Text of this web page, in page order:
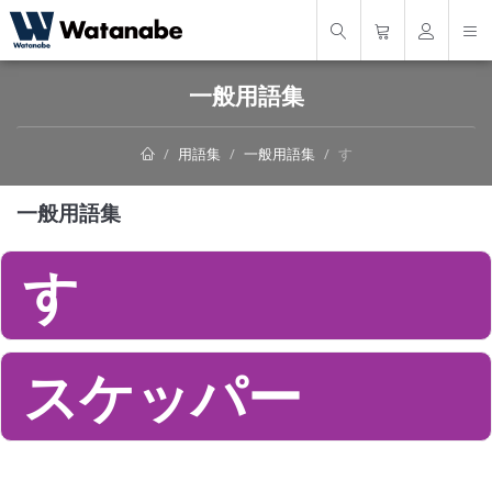
一般用語集
用語集 一般用語集 す
一般用語集
す
スケッパー